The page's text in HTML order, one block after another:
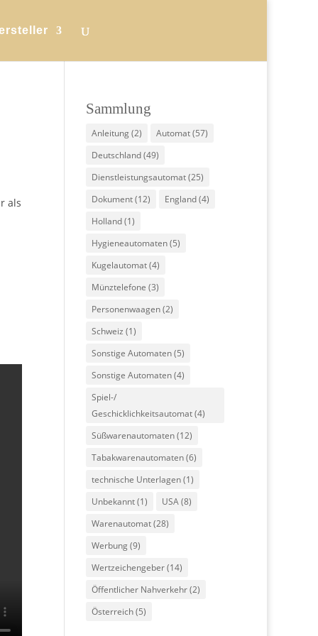
als
Sammlung
Anleitung(2) Automat(57)
Deutschland(49)
Dienstleistungsautomat(25)
Dokument(12) England(4)
Holland(1)
Hygieneautomaten(5)
Kugelautomat(4)
Münztelefone (3)
Personenwaagen(2)
Schweiz (1)
Sonstige Automaten(5)
Sonstige Automaten(4)
Spiel-/
Geschicklichkeitsautomat(4)
Süßwarenautomaten(12)
Tabakwarenautomaten(6)
technische Unterlagen(1)
Unbekannt(1) USA(8)
Warenautomat(28)
Werbung(9)
Wertzeichengeber(14)
Öffentlicher Nahverkehr(2)
Österreich(5)